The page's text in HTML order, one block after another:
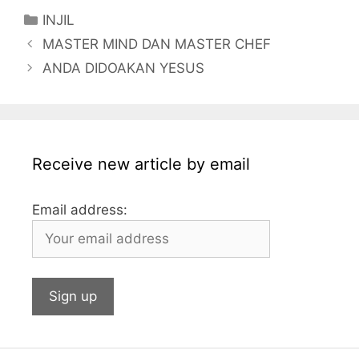
e
b
o
a
g
A
p
dI
n
Categories
INJIL
MASTER MIND DAN MASTER CHEF
ANDA DIDOAKAN YESUS
Receive new article by email
Email address: